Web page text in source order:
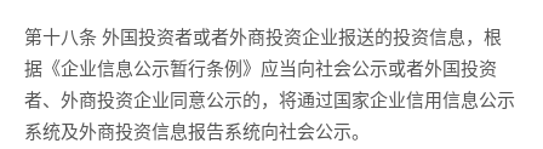
第十八条 外国投资者或者外商投资企业报送的投资信息，根
据《企业信息公示暂行条例》应当向社会公示或者外国投资
者、外商投资企业同意公示的，将通过国家企业信用信息公示
系统及外商投资信息报告系统向社会公示。